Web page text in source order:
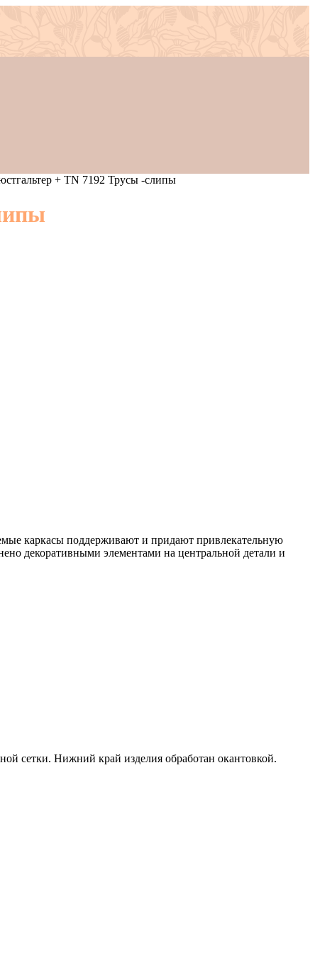
+ TN 7192 Трусы -слипы
каркасы поддерживают и придают привлекательную
декоративными элементами на центральной детали и
сетки. Нижний край изделия обработан окантовкой.